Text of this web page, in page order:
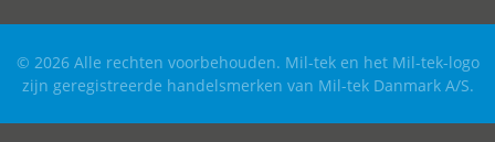
© 2026 Alle rechten voorbehouden. Mil-tek en het Mil-tek-logo
zijn geregistreerde handelsmerken van Mil-tek Danmark A/S.